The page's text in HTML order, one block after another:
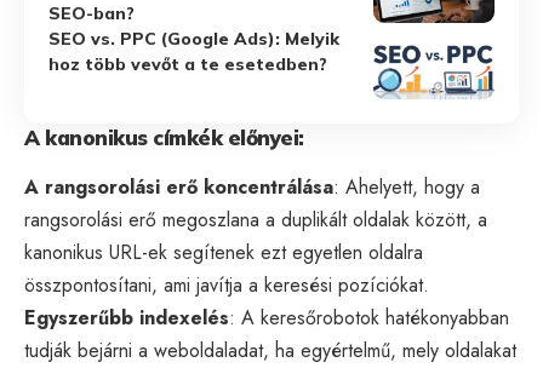
SEO-ban?
SEO vs. PPC (Google Ads): Melyik
hoz több vevőt a te esetedben?
A kanonikus címkék előnyei:
A rangsorolási erő koncentrálása: Ahelyett, hogy a
rangsorolási erő megoszlana a duplikált oldalak között, a
kanonikus URL-ek segítenek ezt egyetlen oldalra
összpontosítani, ami javítja a keresési pozíciókat.
Egyszerűbb indexelés: A keresőrobotok hatékonyabban
tudják bejárni a weboldaladat, ha egyértelmű, mely oldalakat